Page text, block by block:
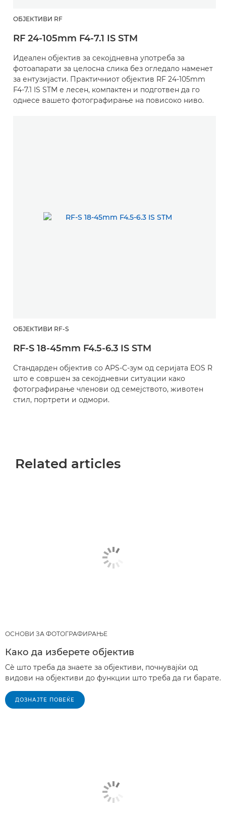
ОБЈЕКТИВИ RF
RF 24-105mm F4-7.1 IS STM
Идеален објектив за секојдневна употреба за
фотоапарати за целосна слика без огледало наменет
за ентузијасти. Практичниот објектив RF 24-105mm
F4-7.1 IS STM е лесен, компактен и подготвен да го
однесе вашето фотографирање на повисоко ниво.
ОБЈЕКТИВИ RF-S
RF-S 18-45mm F4.5-6.3 IS STM
Стандарден објектив со APS-C-зум од серијата EOS R
што е совршен за секојдневни ситуации како
фотографирање членови од семејството, животен
стил, портрети и одмори.
Related articles
ОСНОВИ ЗА ФОТОГРАФИРАЊЕ
Како да изберете објектив
Сѐ што треба да знаете за објективи, почнувајќи од
видови на објективи до функции што треба да ги барате.
ДОЗНАЈТЕ ПОВЕЌЕ